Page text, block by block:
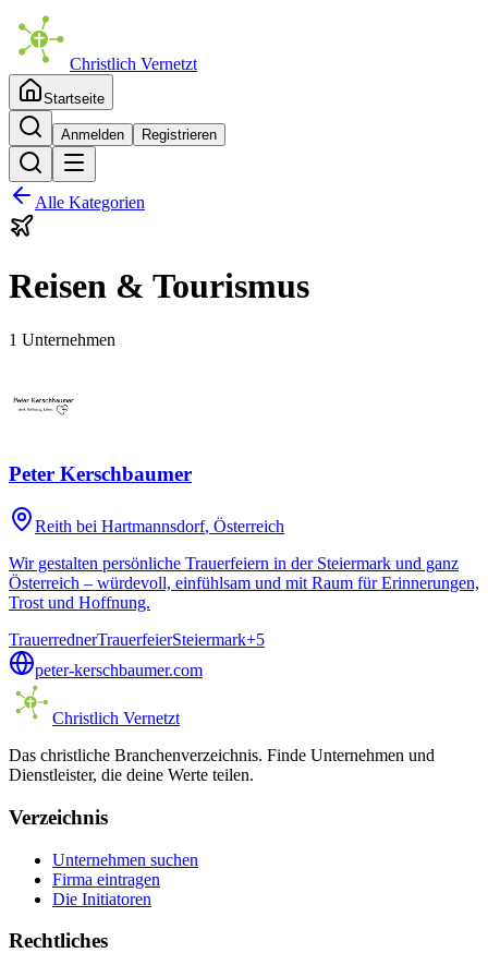
Christlich Vernetzt
Startseite
Anmelden Registrieren
Alle Kategorien
Reisen & Tourismus
1 Unternehmen
Peter Kerschbaumer
Reith bei Hartmannsdorf, Österreich
Wir gestalten persönliche Trauerfeiern in der Steiermark und ganz
Österreich – würdevoll, einfühlsam und mit Raum für Erinnerungen,
Trost und Hoffnung.
TrauerrednerTrauerfeierSteiermark+5
peter-kerschbaumer.com
Christlich Vernetzt
Das christliche Branchenverzeichnis. Finde Unternehmen und
Dienstleister, die deine Werte teilen.
Verzeichnis
Unternehmen suchen
Firma eintragen
Die Initiatoren
Rechtliches